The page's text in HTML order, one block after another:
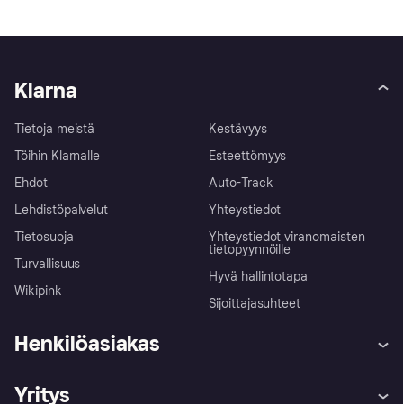
Klarna
Tietoja meistä
Töihin Klarnalle
Ehdot
Lehdistöpalvelut
Tietosuoja
Turvallisuus
Wikipink
Kestävyys
Esteettömyys
Auto-Track
Yhteystiedot
Yhteystiedot viranomaisten
tietopyynnöille
Hyvä hallintotapa
Sijoittajasuhteet
Henkilöasiakas
Yritys